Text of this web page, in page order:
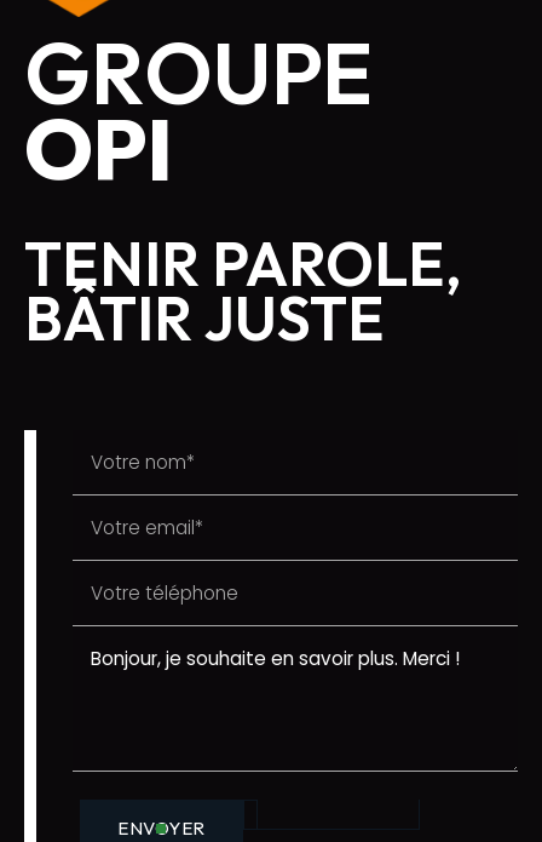
GROUPE
OPI
TENIR PAROLE,
BÂTIR JUSTE
ENVOYER